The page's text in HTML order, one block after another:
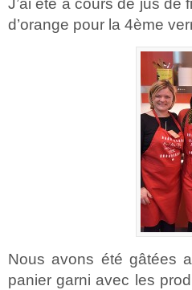
J’ai été à cours de jus de
d’orange pour la 4ème
Nous avons été gâtées
panier garni avec les